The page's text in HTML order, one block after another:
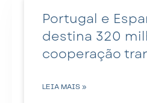
Portugal e
destina 320
cooperação
LEIA MAIS »